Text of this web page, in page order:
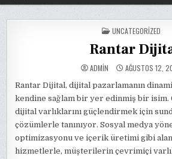
POSTED
IN
UNCATEGORIZED
Rantar
ADMIN AĞUSTOS 12,
Rantar Dijital, dijital pazarlamanın
kendine sağlam bir yer edinmiş bir isim.
dijital varlıklarını güçlendirmek için
çözümlerle tanınıyor. Sosyal medya
optimizasyonu ve içerik üretimi gibi
hizmetlerle, müşterilerin çevrimiçi